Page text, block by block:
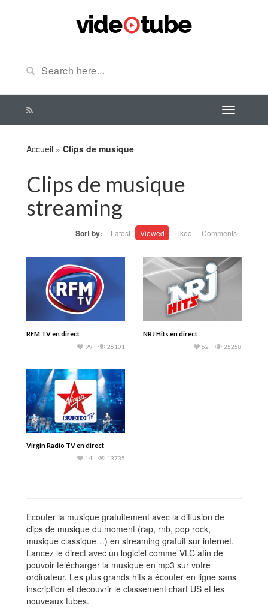
Accueil » Clips de musique
Clips de musique
streaming
Sort by: Latest Viewed Liked Comments
RFM TV en direct
26101
99
NRJ Hits en direct
25258
62
Virgin Radio TV en direct
13735
14
Ecouter la musique gratuitement avec la diffusion de
clips de musique du moment (rap, rnb, pop rock,
musique classique…) en streaming gratuit sur internet.
Lancez le direct avec un logiciel comme VLC afin de
pouvoir télécharger la musique en mp3 sur votre
ordinateur. Les plus grands hits à écouter en ligne sans
inscription et découvrir le classement chart US et les
nouveaux tubes.